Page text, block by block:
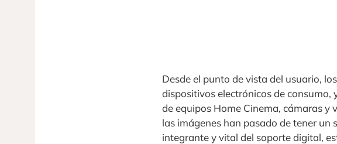
Desde el punto de vista del usuario,
dispositivos electrónicos de consumo,
de equipos Home Cinema, cámaras y
las imágenes han pasado de tener
integrante y vital del soporte digital,